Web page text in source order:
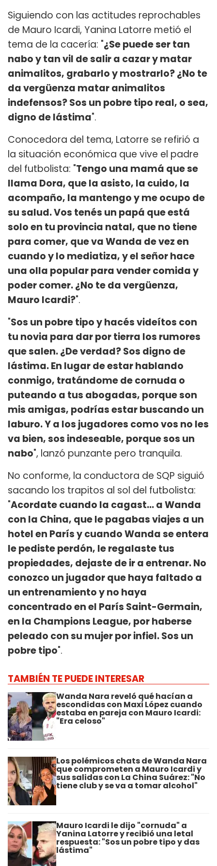
Siguiendo con las actitudes reprochables
de Mauro Icardi, Yanina Latorre metió el
tema de la cacería: "¿Se puede ser tan
nabo y tan vil de salir a cazar y matar
animalitos, grabarlo y mostrarlo? ¿No te
da vergüenza matar animalitos
indefensos? Sos un pobre tipo real, o sea,
digno de lástima".
Conocedora del tema, Latorre se refirió a
la situación económica que vive el padre
del futbolista: "Tengo una mamá que se
llama Dora, que la asisto, la cuido, la
acompaño, la mantengo y me ocupo de
su salud. Vos tenés un papá que está
solo en tu provincia natal, que no tiene
para comer, que va Wanda de vez en
cuando y lo mediatiza, y el señor hace
una olla popular para vender comida y
poder comer. ¿No te da vergüenza,
Mauro Icardi?".
"Sos un pobre tipo y hacés videítos con
tu novia para dar por tierra los rumores
que salen. ¿De verdad? Sos digno de
lástima. En lugar de estar hablando
conmigo, tratándome de cornuda o
puteando a tus abogadas, porque son
mis amigas, podrías estar buscando un
laburo. Y a los jugadores como vos no les
va bien, sos indeseable, porque sos un
nabo", lanzó punzante pero tranquila.
No conforme, la conductora de SQP siguió
sacando los trapitos al sol del futbolista:
"Acordate cuando la cagast... a Wanda
con la China, que le pagabas viajes a un
hotel en París y cuando Wanda se entera
le pediste perdón, le regalaste tus
propiedades, dejaste de ir a entrenar. No
conozco un jugador que haya faltado a
un entrenamiento y no haya
concentrado en el París Saint-Germain,
en la Champions League, por haberse
peleado con su mujer por infiel. Sos un
pobre tipo".
TAMBIÉN TE PUEDE INTERESAR
Wanda Nara reveló qué hacían a
escondidas con Maxi López cuando
estaba en pareja con Mauro Icardi:
"Era celoso"
Los polémicos chats de Wanda Nara
que comprometen a Mauro Icardi y
sus salidas con La China Suárez: "No
tiene club y se va a tomar alcohol"
Mauro Icardi le dijo "cornuda" a
Yanina Latorre y recibió una letal
respuesta: "Sos un pobre tipo y das
lástima"